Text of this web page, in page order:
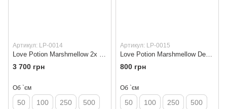
Артикул: LP-0014
Love Potion Marshmellow 2x Набір кератину 1000 мл
3 700 грн
Об `єм
50 100 250 500
Артикул: LP-0015
Love Potion Marshmellow Deep Cleansing Техшампунь для волосся 1000 мл
800 грн
Об `єм
50 100 250 500